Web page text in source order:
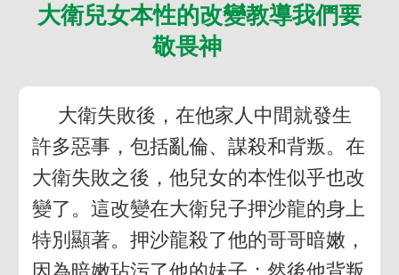
大衛兒女本性的改變教導我們要
敬畏神
大衛失敗後，在他家人中間就發生
許多惡事，包括亂倫、謀殺和背叛。在
大衛失敗之後，他兒女的本性似乎也改
變了。這改變在大衛兒子押沙龍的身上
特別顯著。押沙龍殺了他的哥哥暗嫩，